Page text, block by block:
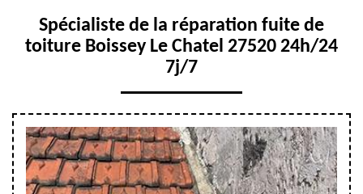
Spécialiste de la réparation fuite de
toiture Boissey Le Chatel 27520 24h/24
7j/7